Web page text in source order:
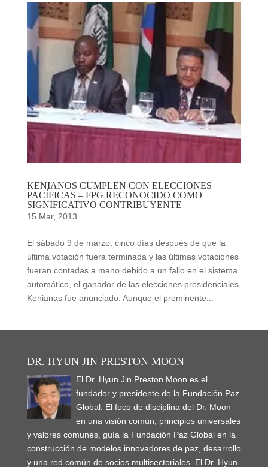
KENIANOS CUMPLEN CON ELECCIONES
PACÍFICAS – FPG RECONOCIDO COMO
SIGNIFICATIVO CONTRIBUYENTE
15 Mar, 2013
El sábado 9 de marzo, cinco días después de que la
última votación fuera terminada y las últimas votaciones
fueran contadas a mano debido a un fallo en el sistema
automático, el ganador de las elecciones presidenciales
Kenianas fue anunciado. Aunque el prominente...
DR. HYUN JIN PRESTON MOON
El Dr. Hyun Jin Preston Moon es el
fundador y presidente de la Fundación Paz
Global. El foco de disciplina del Dr. Moon
en una visión común, principios universales
y valores comunes, guía la Fundación Paz Global en la
construcción de modelos innovadores de paz, desarrollo
y una red común de socios multisectoriales. El Dr. Hyun